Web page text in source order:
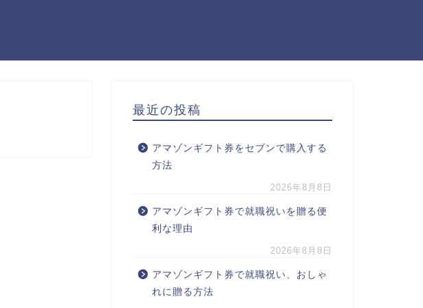
最近の投稿
アマゾンギフト券をセブンで購入する
方法
2026年8月8日
アマゾンギフト券で就職祝いを贈る便
利な理由
2026年8月8日
アマゾンギフト券で就職祝い、おしゃ
れに贈る方法